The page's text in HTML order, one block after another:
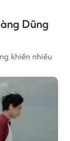
Dũng
khiến nhiều